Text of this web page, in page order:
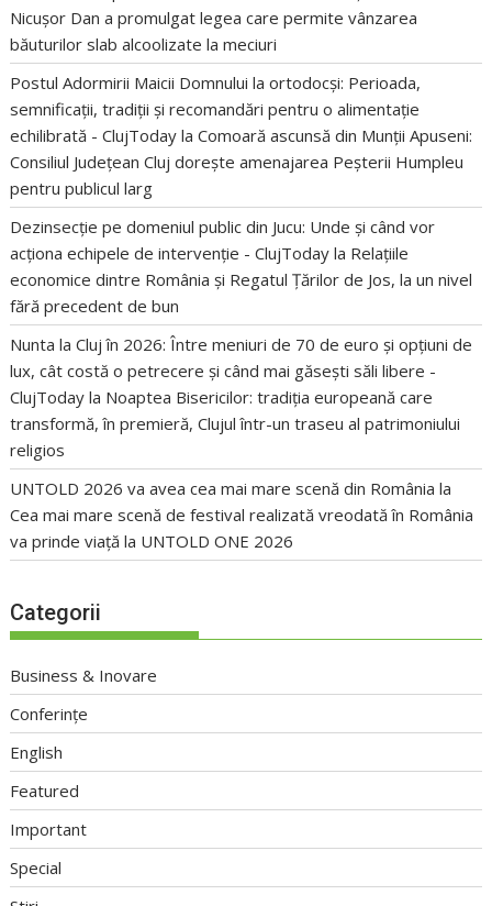
Nicușor Dan a promulgat legea care permite vânzarea
băuturilor slab alcoolizate la meciuri
Postul Adormirii Maicii Domnului la ortodocși: Perioada,
semnificații, tradiții și recomandări pentru o alimentație
echilibrată - ClujToday laComoară ascunsă din Munții Apuseni:
Consiliul Județean Cluj dorește amenajarea Peșterii Humpleu
pentru publicul larg
Dezinsecție pe domeniul public din Jucu: Unde și când vor
acționa echipele de intervenție - ClujToday la Relațiile
economice dintre România și Regatul Țărilor de Jos, la un nivel
fără precedent de bun
Nunta la Cluj în 2026: Între meniuri de 70 de euro și opțiuni de
lux, cât costă o petrecere și când mai găsești săli libere -
ClujToday la Noaptea Bisericilor: tradiția europeană care
transformă, în premieră, Clujul într-un traseu al patrimoniului
religios
UNTOLD 2026 va avea cea mai mare scenă din România la
Cea mai mare scenă de festival realizată vreodată în România
va prinde viață la UNTOLD ONE 2026
Categorii
Business & Inovare
Conferințe
English
Featured
Important
Special